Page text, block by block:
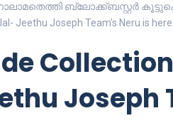
ബ്ലോക്ക്ബസ്റ്റർ
Jeethu Joseph Team’s Neru is here
Joseph